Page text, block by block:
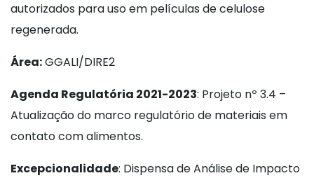
autorizados para uso em películas de celulose
regenerada.
Área:GGALI/DIRE2
Agenda Regulatória 2021-2023: Projeto nº 3.4 –
Atualização do marco regulatório de materiais em
contato com alimentos.
Excepcionalidade: Dispensa de Análise de Impacto